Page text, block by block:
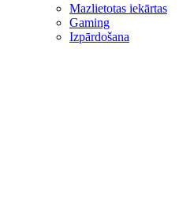
Mazlietotas iekārtas
Gaming
Izpārdošana